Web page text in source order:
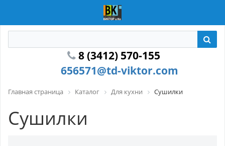
8 (3412) 570-155
656571@td-viktor.com
Главная страница Каталог Для кухни Сушилки
Сушилки